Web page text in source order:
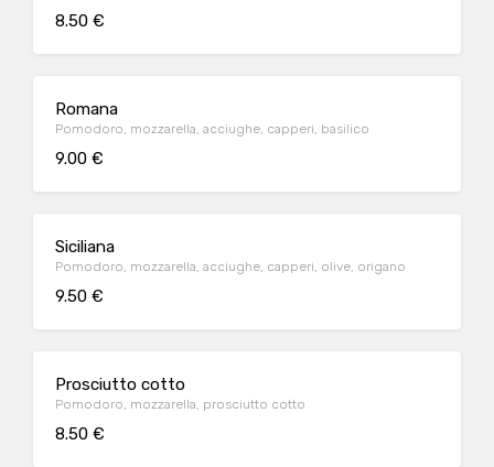
8.50 €
Romana
Pomodoro, mozzarella, acciughe, capperi, basilico
9.00 €
Siciliana
Pomodoro, mozzarella, acciughe, capperi, olive, origano
9.50 €
Prosciutto cotto
Pomodoro, mozzarella, prosciutto cotto
8.50 €